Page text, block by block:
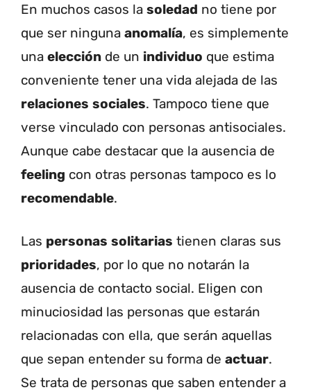
En muchos casos la soledad no tiene por
que ser ninguna anomalía, es simplemente
una elección de un individuo que estima
conveniente tener una vida alejada de las
relaciones sociales. Tampoco tiene que
verse vinculado con personas antisociales.
Aunque cabe destacar que la ausencia de
feeling con otras personas tampoco es lo
recomendable.
Las personas solitarias tienen claras sus
prioridades, por lo que no notarán la
ausencia de contacto social. Eligen con
minuciosidad las personas que estarán
relacionadas con ella, que serán aquellas
que sepan entender su forma de actuar.
Se trata de personas que saben entender a